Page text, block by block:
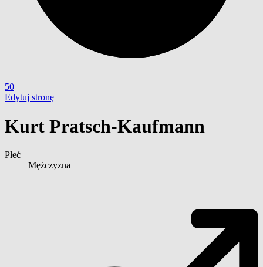
50
Edytuj stronę
Kurt Pratsch-Kaufmann
Płeć
Mężczyzna